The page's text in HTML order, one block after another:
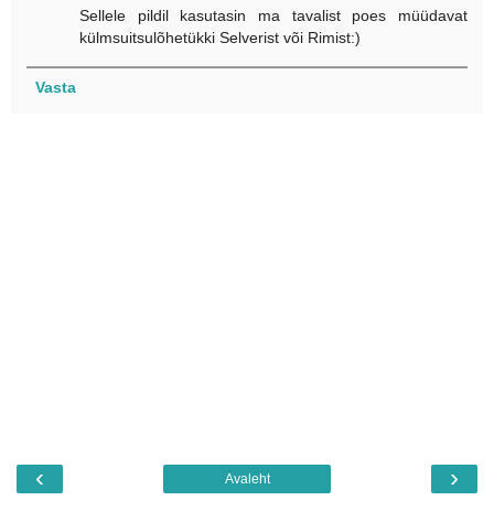
Sellele pildil kasutasin ma tavalist poes müüdavat
külmsuitsulõhetükki Selverist või Rimist:)
Vasta
‹ ›
Avaleht